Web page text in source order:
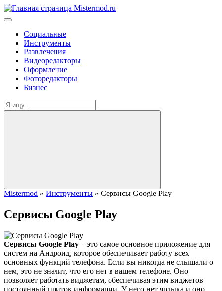
Социальные
Инструменты
Развлечения
Видеоредакторы
Оформление
Фоторедакторы
Бизнес
Mistermod » Инструменты » Сервисы Google Play
Сервисы Google Play
Сервисы Google Play – это самое основное приложение для
систем на Андроид, которое обеспечивает работу всех
основных функций телефона. Если вы никогда не слышали о
нем, это не значит, что его нет в вашем телефоне. Оно
позволяет работать виджетам, обеспечивая этим виджетов
постоянный приток информации. У него нет ярлыка и оно